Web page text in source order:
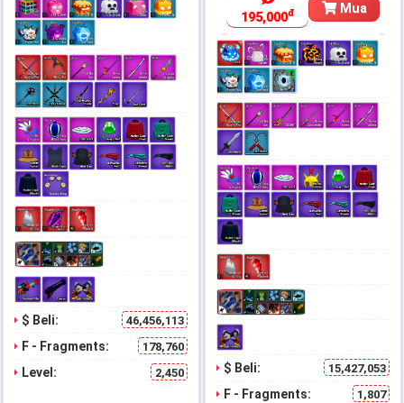
$ Beli: 46,456,113
F - Fragments: 178,760
Level: 2,450
195,000đ Mua
$ Beli: 15,427,053
F - Fragments: 1,807